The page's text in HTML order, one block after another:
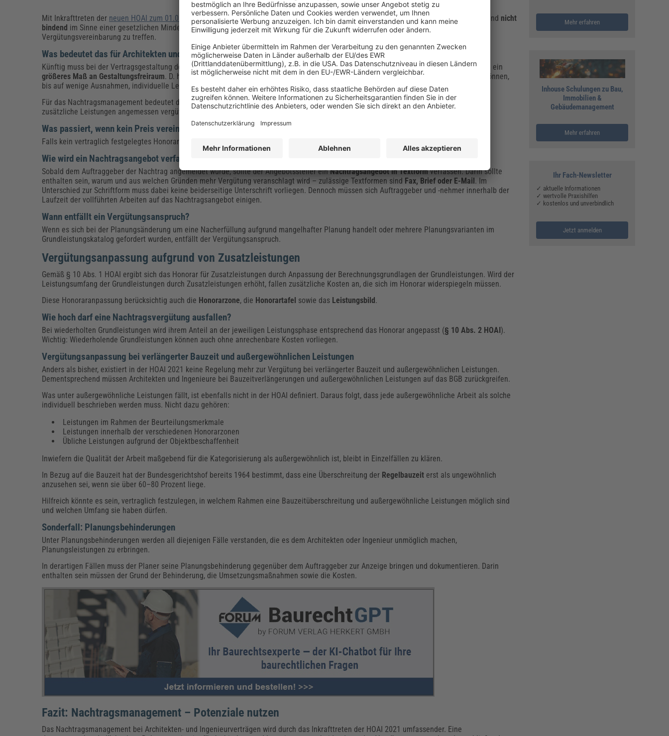
Mit Inkrafttreten der neuen HOAI zum 01.01.2021ändert sich dies:Vergütungsvorschläge der HOAIsind nunmehr nur noch Empfehlungen und nicht
bindend im Sinne einer gesetzlichen Mindestsatzvergütung. Auch ist es nicht mehr notwendig, zum Vertragsabschluss eine
Vergütungsvereinbarung zu treffen.
Was bedeutet das für Architekten und Ingenieure?
Künftig muss bei der Vertragsgestaltung detaillierter über die Leistungen berichtet werden. Gleichzeitig haben aber beide Vertragsparteien ein
größeres Maß an Gestaltungsfreiraum. D. h. sie können Leistungen und den Leistungsumfang selbst bestimmen – zu einzelnen Objekten können,
bis auf wenige Ausnahmen, individuelle Leistungen vereinbart werden.
Für das Nachtragsmanagement bedeutet das, dass entweder auf Grundlage der HOAI 2021 (§ 10 HOAI) oder frei vereinbart, geänderte oder
zusätzliche Leistungen angemessen vergütet werden müssen.
Was passiert, wenn kein Preis vereinbart wurde?
Falls kein vertraglich festgelegtes Honorar besteht, findet § 7 Abs. 1 Satz 2 HOAI (2021) Anwendung und legt den Basishonorarsatz fest.
Wie wird ein Nachtragsangebot verfasst?
Sobald dem Auftraggeber der Nachtrag angemeldet wurde, sollte der Angebotssteller einNachtragsangebot in Textformverfassen. Darin sollte
enthalten sein, warum und aus welchen Gründen mehr Vergütung veranschlagt wird – zulässige Textformen sind Fax, Brief oder E-Mail. Im
Unterschied zur Schriftform muss dabei keine beiderseitige Unterschrift vorliegen. Dennoch müssen sich Auftraggeber und -nehmer innerhalb der
Laufzeit der vollführten Arbeiten auf das Nachtragsangebot einigen.
Wann entfällt ein Vergütungsanspruch?
Wenn es sich bei der Planungsänderung um eine Nacherfüllung aufgrund mangelhafter Planung handelt oder mehrere Planungsvarianten im
Grundleistungskatalog gefordert wurden, entfällt der Vergütungsanspruch.
Vergütungsanpassung aufgrund von Zusatzleistungen
Gemäß § 10 Abs. 1 HOAI ergibt sich das Honorar für Zusatzleistungen durch Anpassung der Berechnungsgrundlagen der Grundleistungen. Wird der
Leistungsumfang der Grundleistungen durch Zusatzleistungen erhöht, fallen zusätzliche Kosten an, die sich im Honorar widerspiegeln müssen.
Diese Honoraranpassung berücksichtig auch die Honorarzone, die Honorartafel sowie das Leistungsbild.
Wie hoch darf eine Nachtragsvergütung ausfallen?
Bei wiederholten Grundleistungen wird ihrem Anteil an der jeweiligen Leistungsphase entsprechend das Honorar angepasst (§ 10 Abs. 2 HOAI).
Wichtig: Wiederholende Grundleistungen können auch ohne anrechenbare Kosten vorliegen.
Vergütungsanpassung bei verlängerter Bauzeit und außergewöhnlichen Leistungen
Anders als bisher, existiert in der HOAI 2021 keine Regelung mehr zur Vergütung bei verlängerter Bauzeit und außergewöhnlichen Leistungen.
Dementsprechend müssen Architekten und Ingenieure bei Bauzeitverlängerungen und außergewöhnlichen Leistungen auf das BGB zurückgreifen.
Was unter außergewöhnliche Leistungen fällt, ist ebenfalls nicht in der HOAI definiert. Daraus folgt, dass jede außergewöhnliche Arbeit als solche
individuell beschrieben werden muss. Nicht dazu gehören:
Leistungen im Rahmen der Beurteilungsmerkmale
Leistungen innerhalb der verschiedenen Honorarzonen
Übliche Leistungen aufgrund der Objektbeschaffenheit
Inwiefern die Qualität der Arbeit maßgebend für die Kategorisierung als außergewöhnlich ist, bleibt in Einzelfällen zu klären.
In Bezug auf die Bauzeit hat der Bundesgerichtshof bereits 1964 bestimmt, dass eine Überschreitung der Regelbauzeit erst als ungewöhnlich
anzusehen sei, wenn sie über 60–80 Prozent liege.
Hilfreich könnte es sein, vertraglich festzulegen, in welchem Rahmen eine Bauzeitüberschreitung und außergewöhnliche Leistungen möglich sind
und welchen Umfang sie haben dürfen.
Sonderfall: Planungsbehinderungen
Unter Planungsbehinderungen werden all diejenigen Fälle verstanden, die es dem Architekten oder Ingenieur unmöglich machen,
Planungsleistungen zu erbringen.
In derartigen Fällen muss der Planer seine Planungsbehinderung gegenüber dem Auftraggeber zur Anzeige bringen und dokumentieren. Darin
enthalten sein müssen der Grund der Behinderung, die Umsetzungsmaßnahmen sowie die Kosten.
Fazit: Nachtragsmanagement – Potenziale nutzen
Das Nachtragsmanagement bei Architekten- und Ingenieurverträgen wird durch das Inkrafttreten der HOAI 2021 umfassender. Eine
Mehr erfahren
Inhouse Schulungen zu Bau,
Immobilien &
Gebäudemanagement
Mehr erfahren
Ihr Fach-Newsletter
✓ aktuelle Informationen
✓ wertvolle Praxishilfen
✓ kostenlos und unverbindlich
Jetzt anmelden